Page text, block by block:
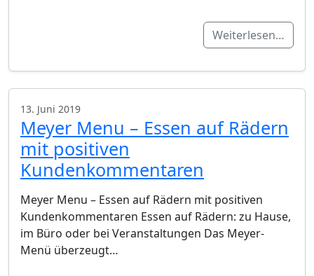
Weiterlesen…
13. Juni 2019
Meyer Menu – Essen auf Rädern
mit positiven
Kundenkommentaren
Meyer Menu – Essen auf Rädern mit positiven
Kundenkommentaren Essen auf Rädern: zu Hause,
im Büro oder bei Veranstaltungen Das Meyer-
Menü überzeugt…